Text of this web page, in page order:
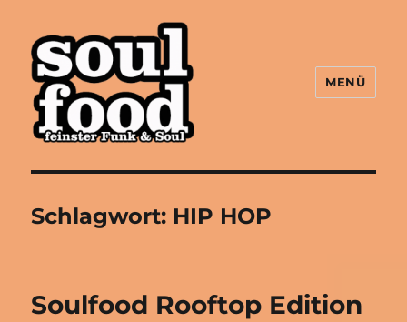
Soulfood FFM
MENÜ
Schlagwort: HIP HOP
Soulfood Rooftop Edition